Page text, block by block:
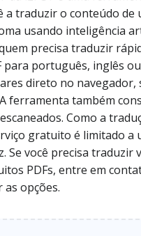
a traduzir o conteúdo de
usando inteligência
precisa traduzir
para português, inglês
direto no navegador,
ferramenta também
Como a
gratuito é limitado a
Se você precisa traduzir
PDFs, entre em
as opções.